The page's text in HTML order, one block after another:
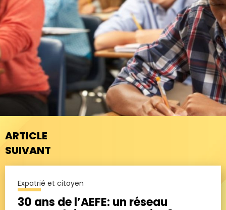
ARTICLE
SUIVANT
Expatrié et citoyen
30 ans de l’AEFE: un réseau